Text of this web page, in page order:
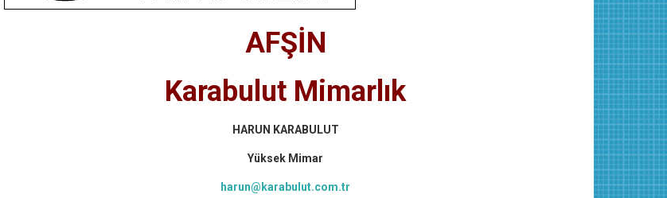
AFŞİN
Karabulut Mimarlık
HARUN KARABULUT
Yüksek Mimar
harun@karabulut.com.tr